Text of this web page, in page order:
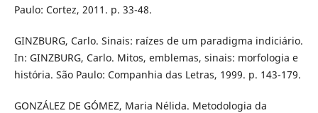
Paulo: Cortez, 2011. p. 33-48.
GINZBURG, Carlo. Sinais: raízes de um paradigma indiciário.
In: GINZBURG, Carlo. Mitos, emblemas, sinais: morfologia e
história. São Paulo: Companhia das Letras, 1999. p. 143-179.
GONZÁLEZ DE GÓMEZ, Maria Nélida. Metodologia da